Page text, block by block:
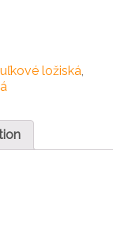
ložiská